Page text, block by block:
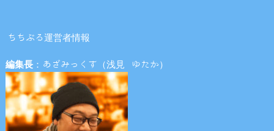
ちちぶる運営者情報
編集長：あざみっくす（浅見 ゆたか）